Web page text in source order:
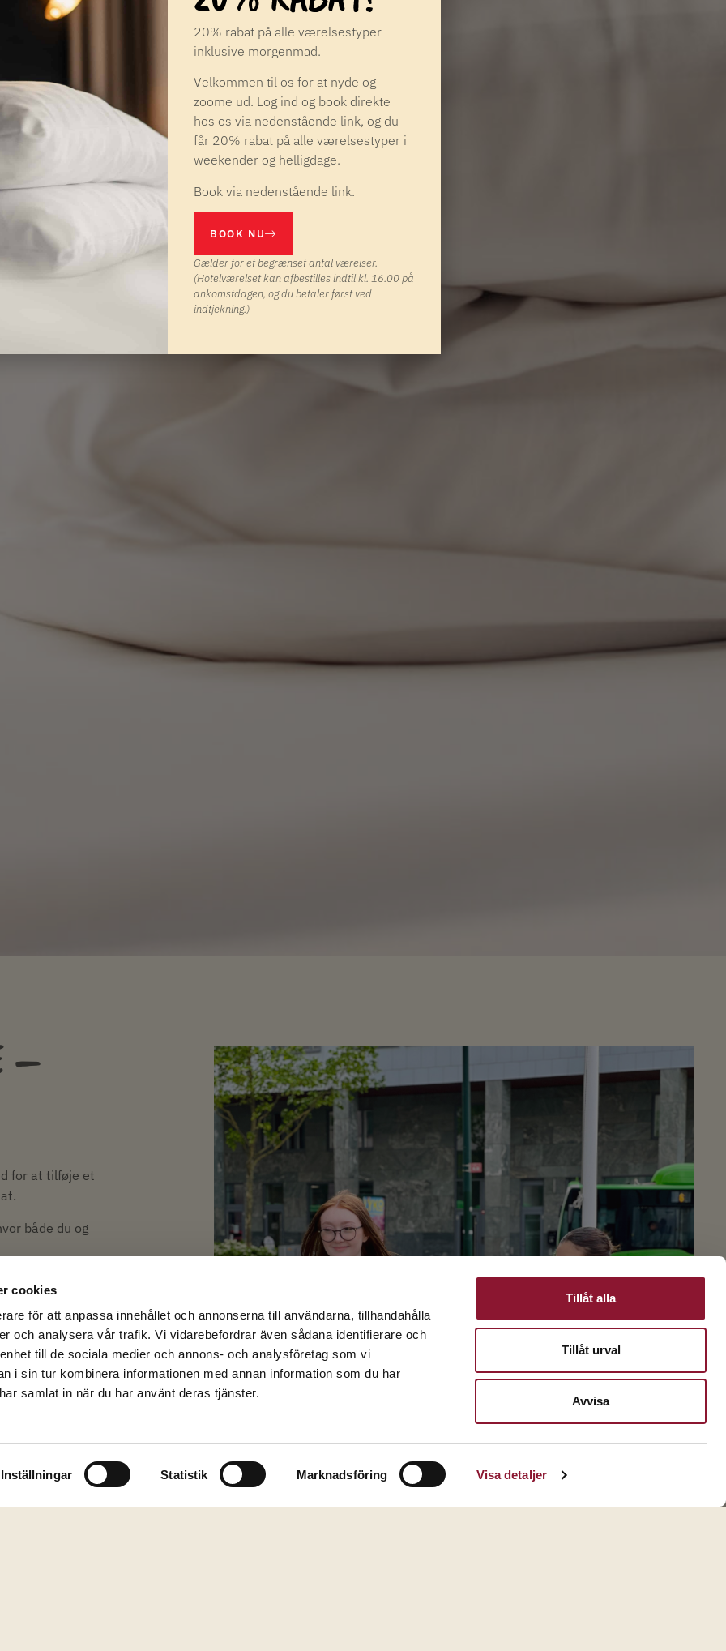
cookies
för att anpassa innehållet och annonserna till användarna, tillhandahålla
och analysera vår trafik. Vi vidarebefordrar även sådana identifierare och
till de sociala medier och annons- och analysföretag som vi
i sin tur kombinera informationen med annan information som du har
samlat in när du har använt deras tjänster.
Inställningar Statistik Marknadsföring Visa detaljer
Tillåt alla
Tillåt urval
Avvisa
–
for at tilføje et
både du og
20% rabat på alle værelsestyper
inklusive morgenmad.
Velkommen til os for at nyde og
zoome ud. Log ind og book direkte
hos os via nedenstående link, og du
får 20% rabat på alle værelsestyper i
weekender og helligdage.
Book via nedenstående link.
BOOK NU
Gælder for et begrænset antal værelser.
(Hotelværelset kan afbestilles indtil kl. 16.00 på
ankomstdagen, og du betaler først ved
indtjekning.)